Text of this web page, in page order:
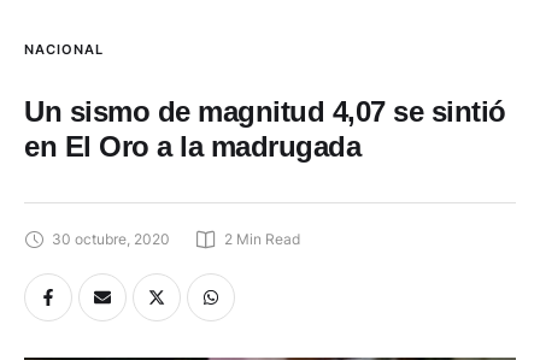
NACIONAL
Un sismo de magnitud 4,07 se sintió
en El Oro a la madrugada
30 octubre, 2020 2 Min Read